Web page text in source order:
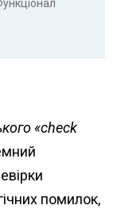
«check
помилок,